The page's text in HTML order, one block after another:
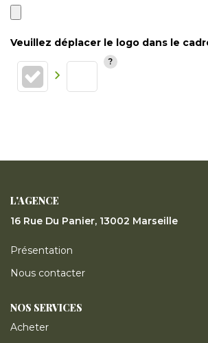
Veuillez déplacer le logo dans le
L'AGENCE
16 Rue Du Panier, 13002 Marseille
Présentation
Nous contacter
NOS SERVICES
Acheter